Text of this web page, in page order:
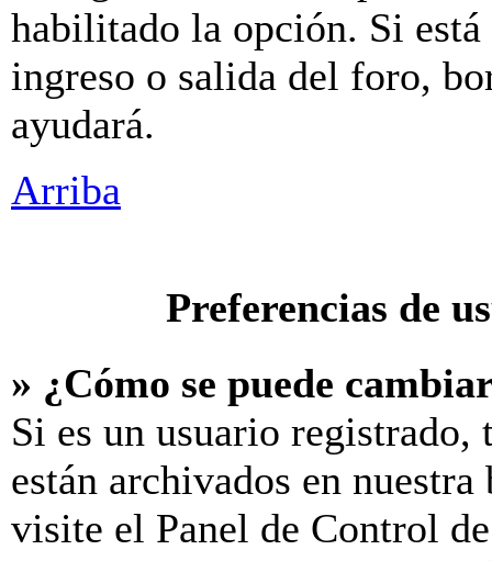
habilitado la opción. Si
ingreso o salida del foro,
ayudará.
Arriba
Preferencias de
» ¿Cómo se puede
Si es un usuario registrado,
están archivados en
visite el Panel de Control